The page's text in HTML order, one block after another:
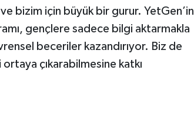
bizim için büyük bir gurur. YetGen’in
gençlere sadece bilgi aktarmakla
beceriler kazandırıyor. Biz de
çıkarabilmesine katkı